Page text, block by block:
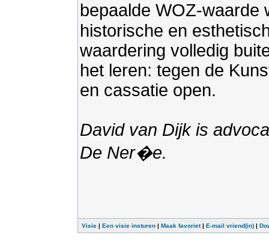
bepaalde WOZ-
historische en
waardering volledig
het leren: tegen de
en cassatie open.
David van Dijk is
De Ner�e.
Visie | Een visie insturen | Maak favoriet| E-mail vriend(in) |